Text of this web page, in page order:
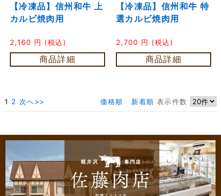
【冷凍品】信州和牛 上
カルビ焼肉用
2,160 円 (税込)
商品詳細
【冷凍品】信州和牛 特
選カルビ焼肉用
2,700 円 (税込)
商品詳細
価格順 新着順 表示件数
1 2 次へ>>